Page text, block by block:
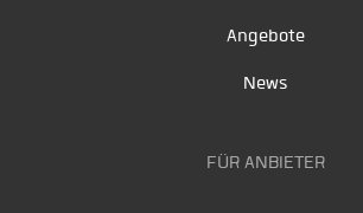
Angebote
News
FÜR ANBIETER